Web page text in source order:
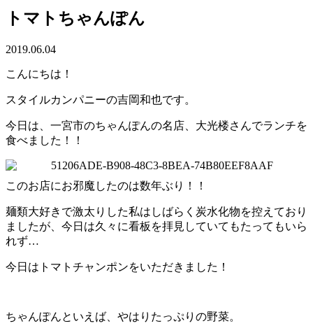
トマトちゃんぽん
2019.06.04
こんにちは！
スタイルカンパニーの吉岡和也です。
今日は、一宮市のちゃんぽんの名店、大光楼さんでランチを
食べました！！
このお店にお邪魔したのは数年ぶり！！
麺類大好きで激太りした私はしばらく炭水化物を控えており
ましたが、今日は久々に看板を拝見していてもたってもいら
れず…
今日はトマトチャンポンをいただきました！
ちゃんぽんといえば、やはりたっぷりの野菜。